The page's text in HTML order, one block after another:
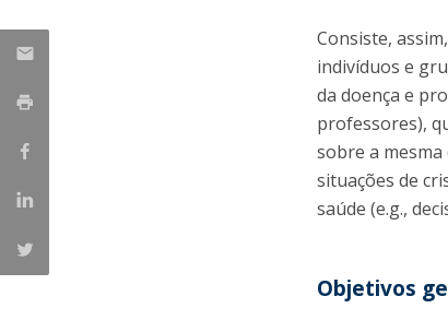
Consiste,
indivíduos e
da doença e
professores),
sobre a
situações de
saúde (e.g.,
Objetivos